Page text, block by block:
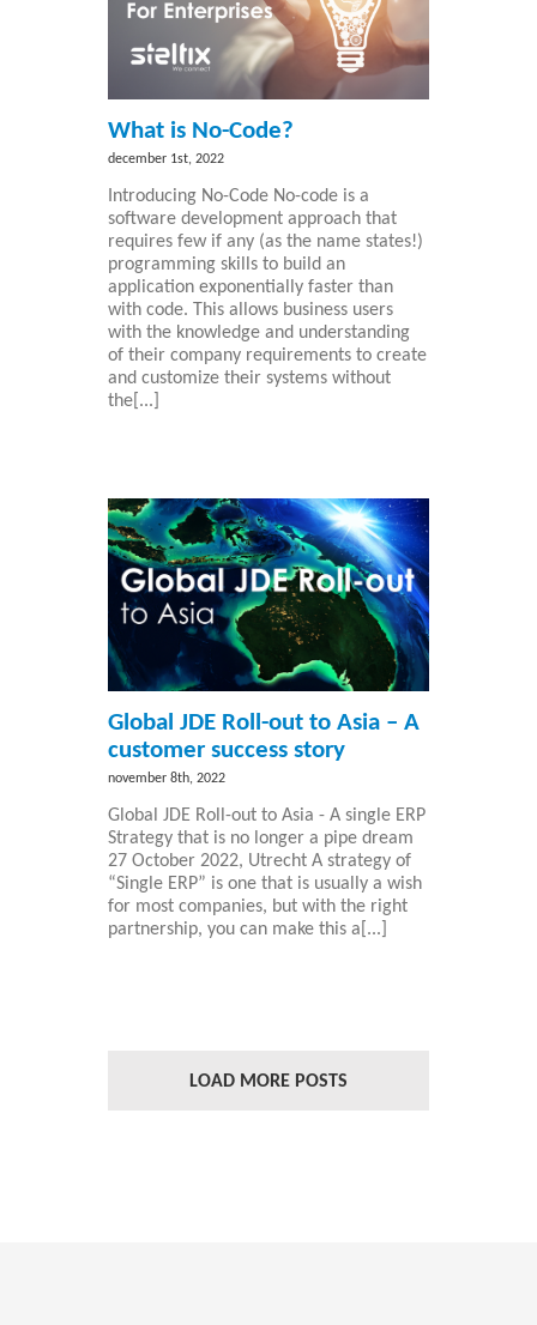
What is No-Code?
december 1st, 2022
Introducing No-Code No-code is a
software development approach that
requires few if any (as the name states!)
programming skills to build an
application exponentially faster than
with code. This allows business users
with the knowledge and understanding
of their company requirements to create
and customize their systems without
the[...]
Global JDE Roll-out to Asia – A
customer success story
november 8th, 2022
Global JDE Roll-out to Asia - A single ERP
Strategy that is no longer a pipe dream
27 October 2022, Utrecht A strategy of
“Single ERP” is one that is usually a wish
for most companies, but with the right
partnership, you can make this a[...]
LOAD MORE POSTS